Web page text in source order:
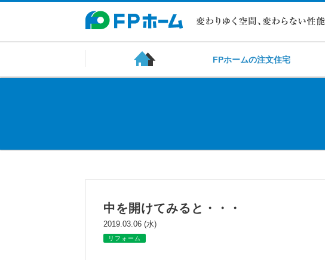
FPホームの注文住宅
中を開けてみると・・・
2019.03.06 (水)
リフォーム